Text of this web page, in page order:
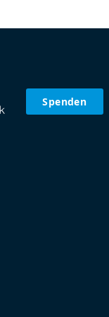
Spenden